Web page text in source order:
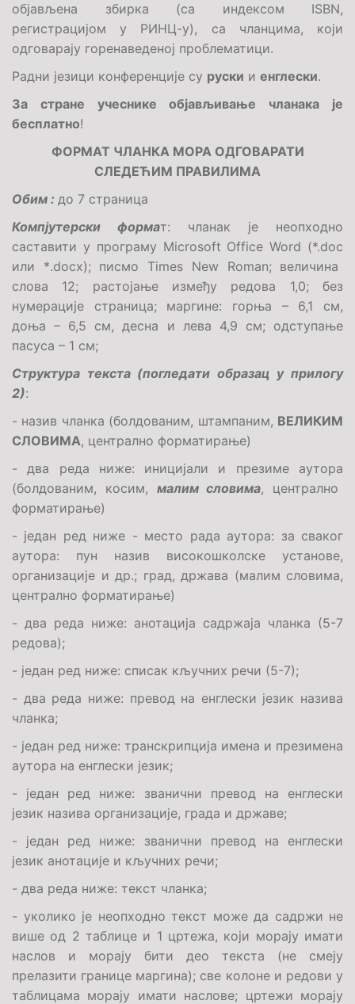
објављена збирка (cа индексом ISBN,
регистрацијом у РИНЦ-у), са чланцима, који
одговарају горенаведеној проблематици.
Радни језици конференције су руски и енглески.
За стране учеснике објављивање чланака је
бесплатно!
ФОРМАТ ЧЛАНКА МОРА ОДГОВАРАТИ
СЛЕДЕЋИМ ПРАВИЛИМА
Обим : до 7 страница
Компјутерски формат: чланак је неопходно
саставити у програму Microsoft Office Word (*.doc
или *.docх);писмо Times New Roman; величина
слова
12; растојање између редова 1,0; без
нумерације страница; маргине: горња – 6,1 см,
доња – 6,5 см, десна и лева 4,9 см; одступање
пасуса – 1 см;
Структура текста (погледати образац у прилогу
2):
- назив чланка (болдованим, штампаним, ВЕЛИКИМ
СЛОВИМА, централно форматирање)
-
два реда ниже: иницијали и презиме аутора
(болдованим, косим, малим словима, централно
форматирање)
- један ред ниже - место рада аутора: за сваког
аутора: пун назив високошколске установе,
организације и др.; град, држава (малим словима,
централно форматирање)
- два реда ниже: анотација садржаја чланка (5-7
редова);
- један ред ниже: списак кључних речи (5-7);
- два реда ниже: превод на енглески језик назива
чланка;
- један ред ниже: транскрипција имена и презимена
аутора на енглески језик;
- један ред ниже: званични превод на енглески
језик назива организације, града и државе;
- један ред ниже: званични превод на енглески
језик анотације и кључних речи;
- два реда ниже: текст чланка;
- уколико је неопходно текст може да садржи не
више од 2 таблице и 1 цртежа, који морају имати
наслов и морају бити део текста (не смеју
прелазити границе маргина); све колоне и редови у
таблицама морају имати наслове; цртежи морају